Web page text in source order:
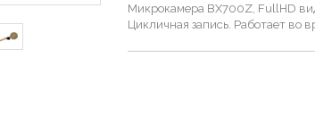
Микрокамера BX700Z, FullHD
Цикличная запись. Работает во